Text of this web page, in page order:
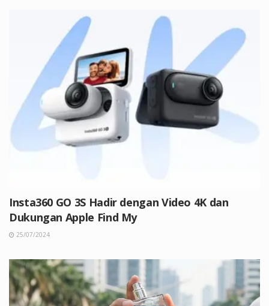
Insta360 GO 3S Hadir dengan Video 4K dan
Dukungan Apple Find My
25/07/2024